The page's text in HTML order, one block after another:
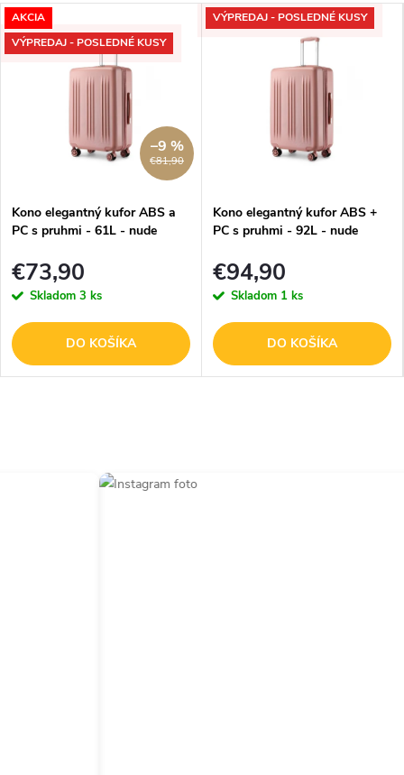
AKCIA
VÝPREDAJ - POSLEDNÉ KUSY
€81,90
–9 %
Kono elegantný kufor ABS a
PC s pruhmi - 61L - nude
€73,90
Skladom 3 ks
DO KOŠÍKA
VÝPREDAJ - POSLEDNÉ KUSY
Kono elegantný kufor ABS +
PC s pruhmi - 92L - nude
€94,90
Skladom 1 ks
DO KOŠÍKA